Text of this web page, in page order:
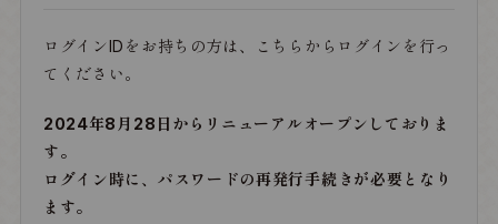
ログインIDをお持ちの方は、こちらからログインを行っ
てください。
2024年8月28日からリニューアルオープンしておりま
す。
ログイン時に、パスワードの再発行手続きが必要となり
ます。